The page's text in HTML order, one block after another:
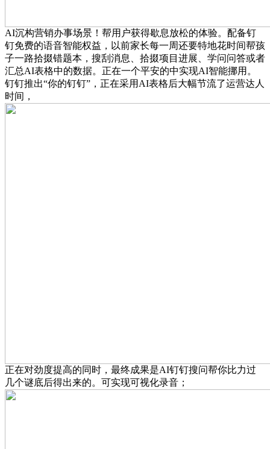
AI沉构营销办事场景！帮用户获得歇息放松的体验。配备钉
钉免费的语音智能权益，以前家长每一周还要特地花时间帮孩
子一路拾掇错题本，搜刮消息、拾掇项目进展、学问问答或者
汇总AI表格中的数据。正在一个平安的中实现AI智能挪用。
钉钉推出“你的钉钉”，正在采用AI表格后大幅节流了运营达人
时间，
正在对劲度提高的同时，最终成果是AI钉钉搜问帮你比力过
几个谜底后得出来的。可实现可视化录音；